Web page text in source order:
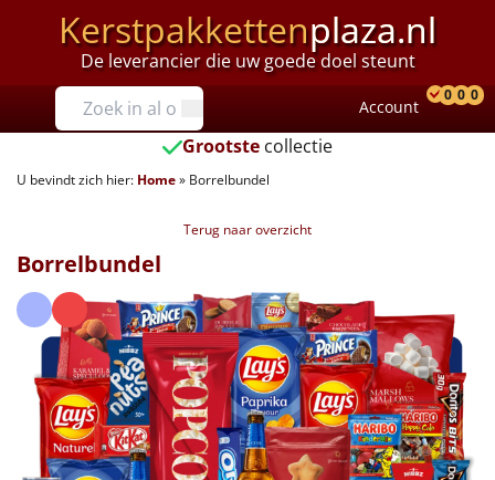
Kerstpakkettenplaza.nl
De leverancier die uw goede doel steunt
Prijzen
Tot €25
€25 tot €35
€40 tot €45
€45 tot €50
€50 tot €55
€55 tot €75
Account
0 0 0
Grootste collectie
U bevindt zich hier: Home» Borrelbundel
Terug naar overzicht
Borrelbundel